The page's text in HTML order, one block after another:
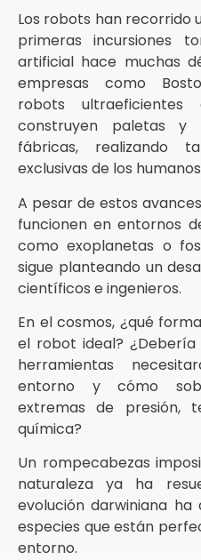
Los robots han recorrido
primeras incursiones
artificial hace muchas
empresas como
robots ultraeficientes
construyen paletas
fábricas, realizando
exclusivas de los
A pesar de estos
funcionen en entornos
como exoplanetas o
sigue planteando un
científicos e ingenieros.
En el cosmos, ¿qué
el robot ideal?
herramientas
entorno y cómo
extremas de presión,
química?
Un rompecabezas
naturaleza ya ha
evolución darwiniana
especies que están
entorno.